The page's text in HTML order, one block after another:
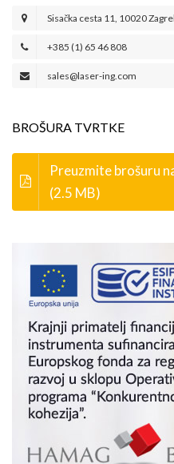
Sisačka cesta 11, 10020
+385 (1) 65 46 808
sales@laser-ing.com
BROŠURA TVRTKE
Preuzmite brošuru
(2.5 MB)